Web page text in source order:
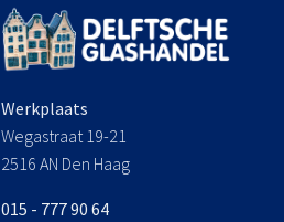
Werkplaats
Wegastraat 19-21
2516 AN Den Haag
015 - 777 90 64